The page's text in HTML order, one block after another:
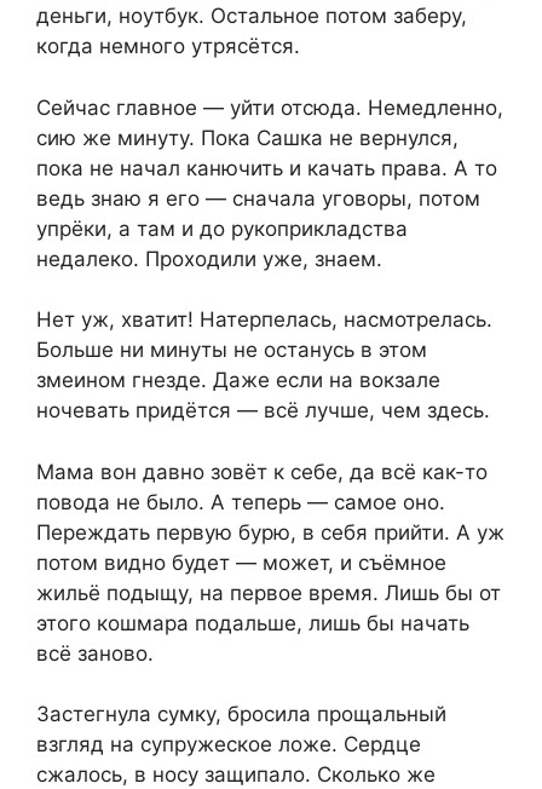
деньги, ноутбук. Остальное потом заберу,
когда немного утрясётся.
Сейчас главное — уйти отсюда. Немедленно,
сию же минуту. Пока Сашка не вернулся,
пока не начал канючить и качать права. А то
ведь знаю я его — сначала уговоры, потом
упрёки, а там и до рукоприкладства
недалеко. Проходили уже, знаем.
Нет уж, хватит! Натерпелась, насмотрелась.
Больше ни минуты не останусь в этом
змеином гнезде. Даже если на вокзале
ночевать придётся — всё лучше, чем здесь.
Мама вон давно зовёт к себе, да всё как-то
повода не было. А теперь — самое оно.
Переждать первую бурю, в себя прийти. А уж
потом видно будет — может, и съёмное
жильё подыщу, на первое время. Лишь бы от
этого кошмара подальше, лишь бы начать
всё заново.
Застегнула сумку, бросила прощальный
взгляд на супружеское ложе. Сердце
сжалось, в носу защипало. Сколько же